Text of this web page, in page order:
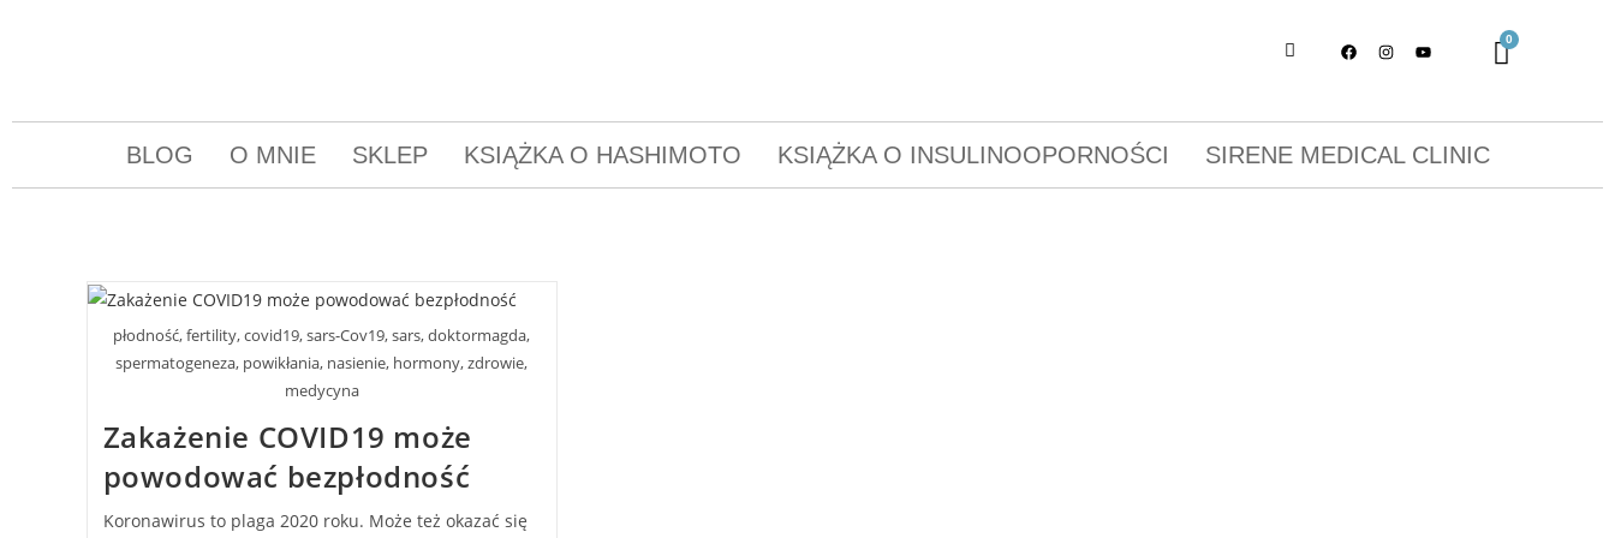
BLOG O MNIE SKLEP KSIĄŻKA O HASHIMOTO KSIĄŻKA O INSULINOOPORNOŚCI SIRENE MEDICAL CLINIC
płodność, fertility, covid19, sars-Cov19, sars, doktormagda,
spermatogeneza, powikłania, nasienie, hormony, zdrowie,
medycyna
Zakażenie COVID19 może
powodować bezpłodność
Koronawirus to plaga 2020 roku. Może też okazać się